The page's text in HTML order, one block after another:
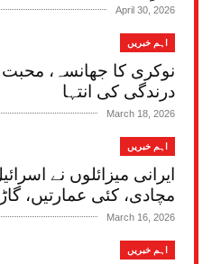
April 30, 2026
اہم خبریں
نوکری کا جھانسہ، محبت
درندگی کی انتہا
March 18, 2026
اہم خبریں
ایرانی میزائلوں نے
مچادی، کئی عمارتیں،
March 16, 2026
اہم خبریں